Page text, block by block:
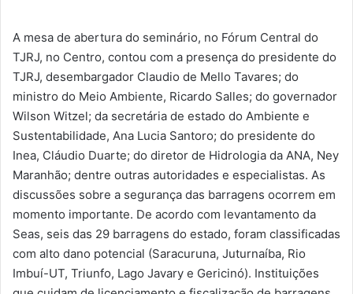
A mesa de abertura do seminário, no Fórum Central do
TJRJ, no Centro, contou com a presença do presidente do
TJRJ, desembargador Claudio de Mello Tavares; do
ministro do Meio Ambiente, Ricardo Salles; do governador
Wilson Witzel; da secretária de estado do Ambiente e
Sustentabilidade, Ana Lucia Santoro; do presidente do
Inea, Cláudio Duarte; do diretor de Hidrologia da ANA, Ney
Maranhão; dentre outras autoridades e especialistas. As
discussões sobre a segurança das barragens ocorrem em
momento importante. De acordo com levantamento da
Seas, seis das 29 barragens do estado, foram classificadas
com alto dano potencial (Saracuruna, Juturnaíba, Rio
Imbuí-UT, Triunfo, Lago Javary e Gericinó). Instituições